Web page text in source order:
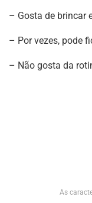
– Gosta de brincar
– Por vezes, pode
– Não gosta da
As